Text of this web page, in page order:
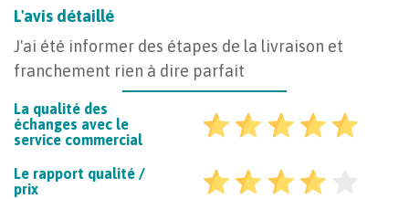
L'avis détaillé
J'ai été informer des étapes de la livraison et
franchement rien à dire parfait
La qualité des
échanges avec le
service commercial
Le rapport qualité /
prix